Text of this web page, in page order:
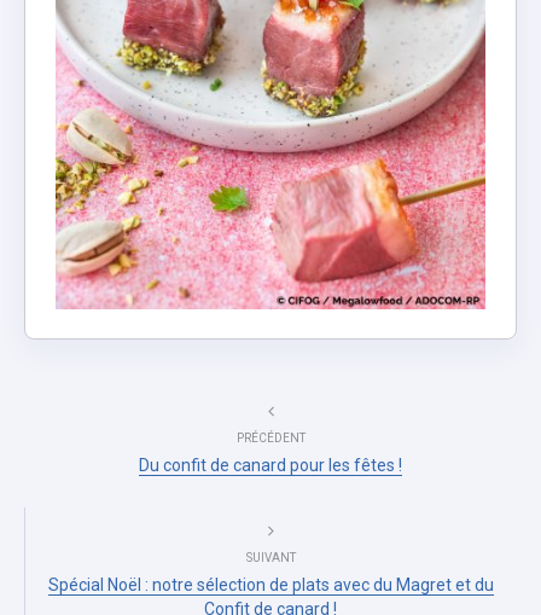
PRÉCÉDENT
Du confit de canard pour les fêtes !
SUIVANT
Spécial Noël : notre sélection de plats avec du Magret et du
Confit de canard !